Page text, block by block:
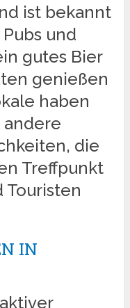
ist bekannt
und
gutes Bier
genießen
haben
andere
die
Treffpunkt
Touristen
IN